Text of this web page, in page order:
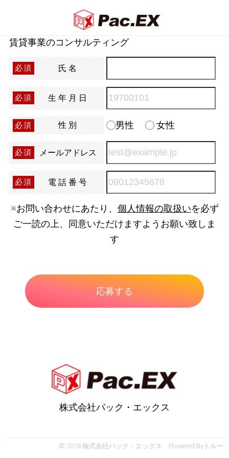
賃貸事業のコンサルティング
必須 氏名
必須 生年月日
必須 性別 男性 女性
必須 メールアドレス
必須 電話番号
※お問い合わせにあたり、 個人情報の取扱いを必ず
ご一読の上、同意いただけますようお願い致しま
す
株式会社パック・エックス
© 2018 株式会社パック・エックス Powered Byトルー